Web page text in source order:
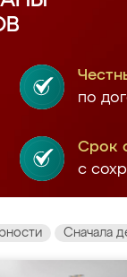
по
Срок
с
Сначала